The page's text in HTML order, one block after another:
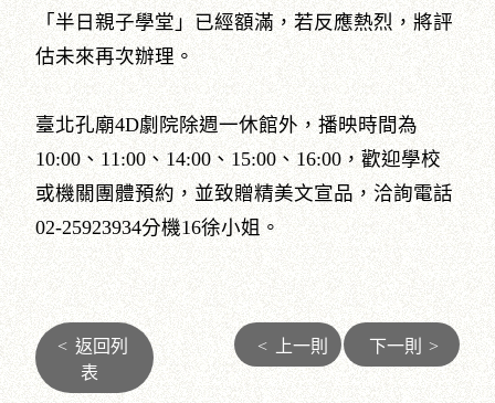
「半日親子學堂」已經額滿，若反應熱烈，將評
估未來再次辦理。
臺北孔廟4D劇院除週一休館外，播映時間為
10:00、11:00、14:00、15:00、16:00，歡迎學校
或機關團體預約，並致贈精美文宣品，洽詢電話
02-25923934分機16徐小姐。
< 返回列
表
< 上一則 下一則 >